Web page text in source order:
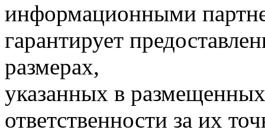
информационными
гарантирует
размерах,
указанных в
ответственности за их